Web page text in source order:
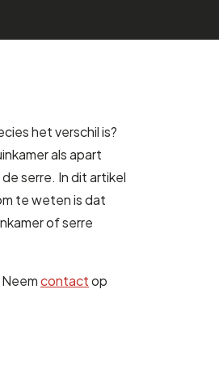
het verschil is?
als apart
serre. In dit artikel
te weten is dat
of serre
contactop